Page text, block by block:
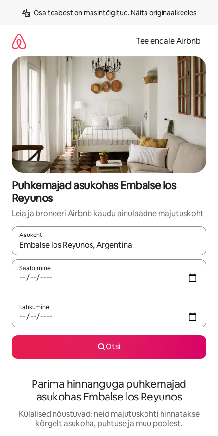
Osa teabest on masintõlgitud. Näita originaalkeeles
Tee endale Airbnb
Puhkemajad asukohas Embalse los
Reyunos
Leia ja broneeri Airbnb kaudu ainulaadne majutuskoht
Asukoht
Kui tulemused on kuvatud, liigu ekraanil nooleklahvidega või
Saabumine
Lahkumine
Otsi
Parima hinnanguga puhkemajad
asukohas Embalse los Reyunos
Külalised nõustuvad: neid majutuskohti hinnatakse
kõrgelt asukoha, puhtuse ja muu poolest.